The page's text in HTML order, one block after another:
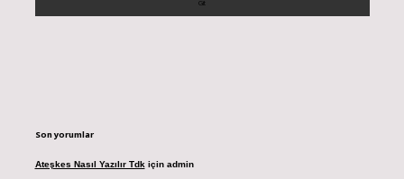
Son yorumlar
Ateşkes Nasıl Yazılır Tdk için admin